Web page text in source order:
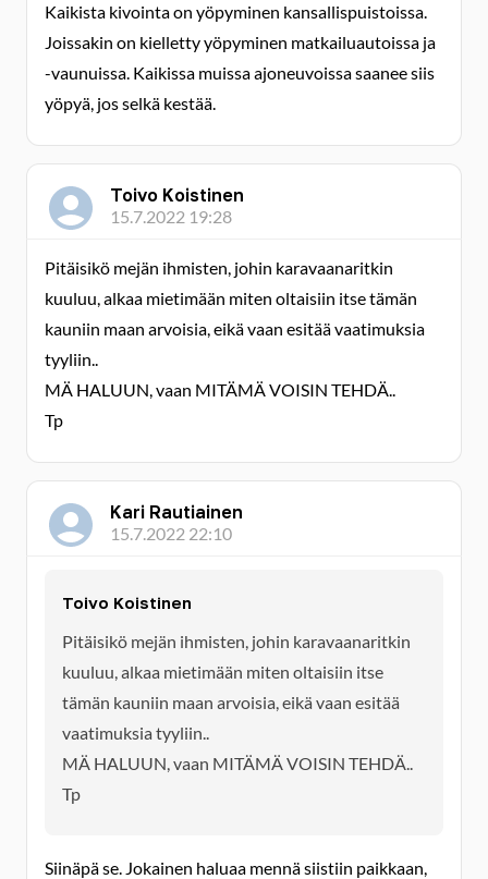
Kaikista kivointa on yöpyminen kansallispuistoissa.
Joissakin on kielletty yöpyminen matkailuautoissa ja
-vaunuissa. Kaikissa muissa ajoneuvoissa saanee siis
yöpyä, jos selkä kestää.
Toivo Koistinen
15.7.2022 19:28
Pitäisikö mejän ihmisten, johin karavaanaritkin
kuuluu, alkaa mietimään miten oltaisiin itse tämän
kauniin maan arvoisia, eikä vaan esitää vaatimuksia
tyyliin..
MÄ HALUUN, vaan MITÄMÄ VOISIN TEHDÄ..
Tp
Kari Rautiainen
15.7.2022 22:10
Toivo Koistinen
Pitäisikö mejän ihmisten, johin karavaanaritkin
kuuluu, alkaa mietimään miten oltaisiin itse
tämän kauniin maan arvoisia, eikä vaan esitää
vaatimuksia tyyliin..
MÄ HALUUN, vaan MITÄMÄ VOISIN TEHDÄ..
Tp
Siinäpä se. Jokainen haluaa mennä siistiin paikkaan,